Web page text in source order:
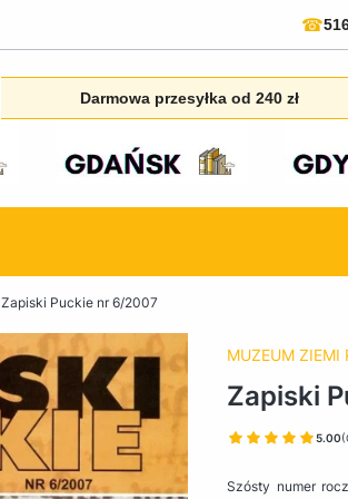
☎
Darmowa przesyłka od 240 zł
Zapiski Puckie nr 6/2007
MUZEUM ZIEMI
Zapiski
5.00
Szósty numer